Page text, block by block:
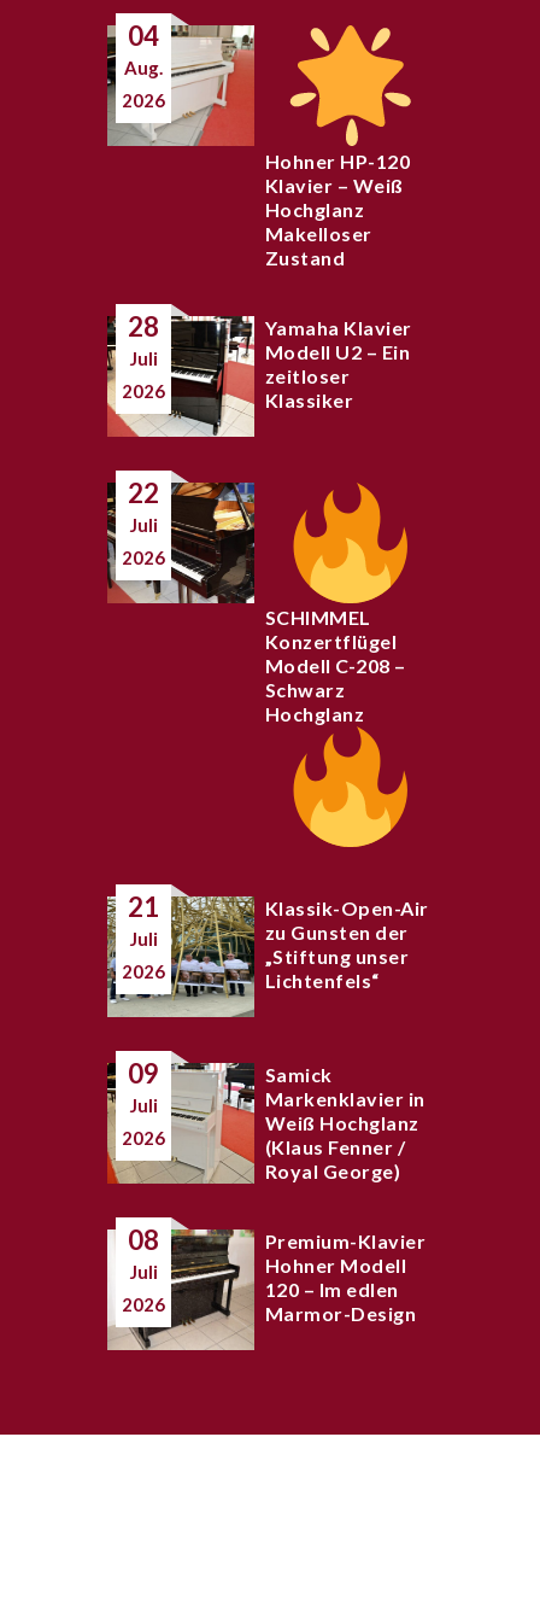
04
Aug.
2026
Hohner HP-120
Klavier – Weiß
Hochglanz
Makelloser
Zustand
28
Juli
2026
Yamaha Klavier
Modell U2 – Ein
zeitloser
Klassiker
22
Juli
2026
SCHIMMEL
Konzertflügel
Modell C-208 –
Schwarz
Hochglanz
21
Juli
2026
Klassik-Open-Air
zu Gunsten der
„Stiftung unser
Lichtenfels“
09
Juli
2026
Samick
Markenklavier in
Weiß Hochglanz
(Klaus Fenner /
Royal George)
08
Juli
2026
Premium-Klavier
Hohner Modell
120 – Im edlen
Marmor-Design